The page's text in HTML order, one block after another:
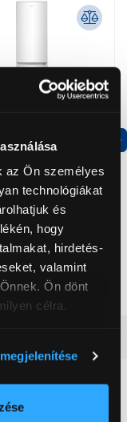
az Ön személyes
technológiákat
és
hogy
hirdetés-
valamint
Ön dönt
célra.
annak konkrét
RK4182PW4
hűtőszekrény
Ft